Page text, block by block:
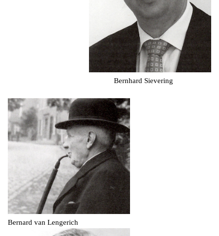
Bernhard Sievering
Bernard van Lengerich